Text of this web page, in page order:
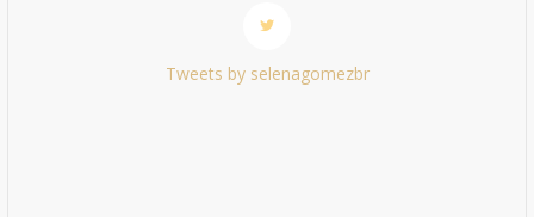
Tweets by selenagomezbr